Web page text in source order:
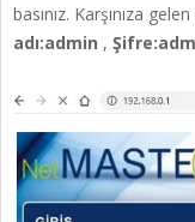
basınız. Karşınıza
adı:admin ,